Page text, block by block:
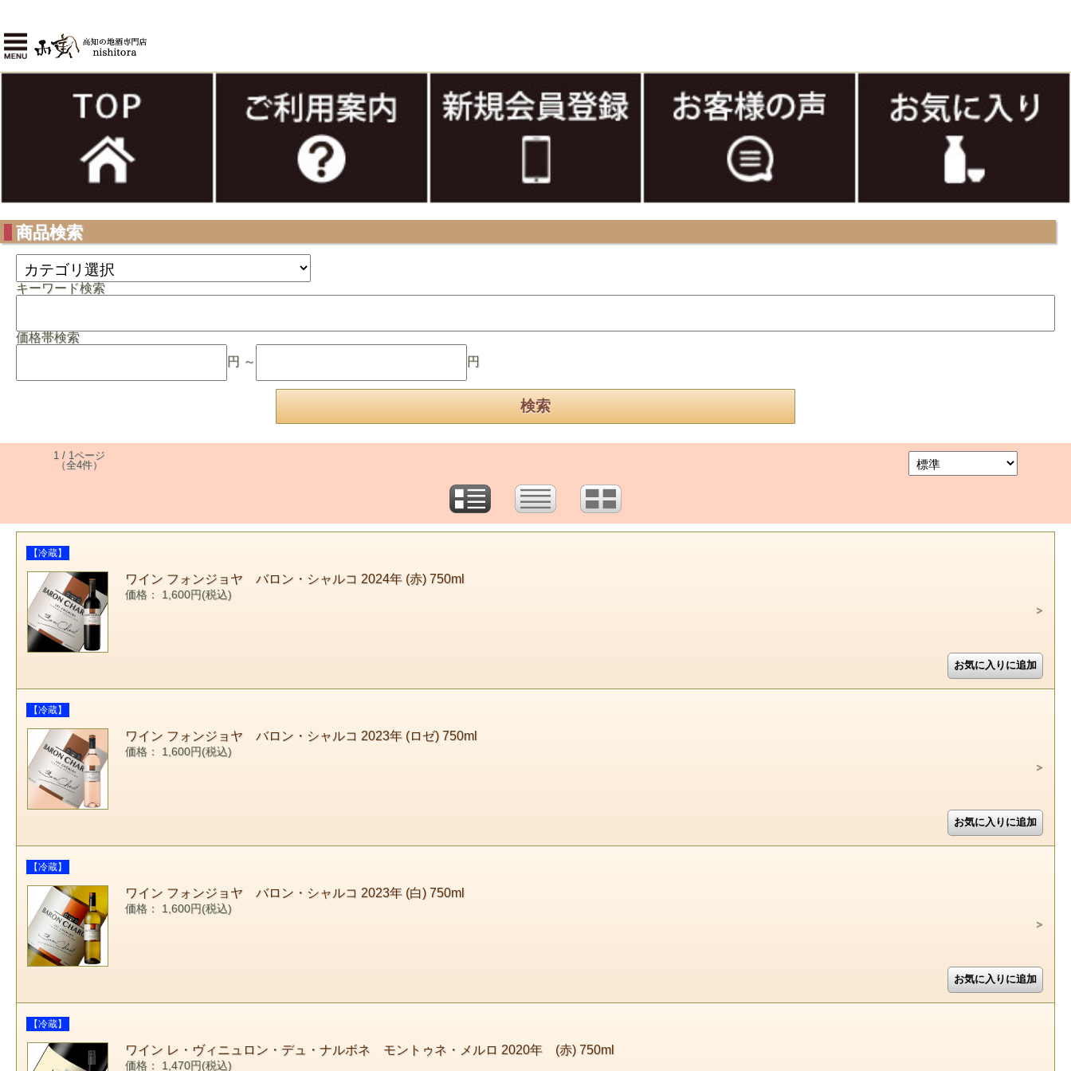
商品検索
キーワード検索
価格帯検索
円 ～
円
1 / 1ページ
（全4件）
【冷蔵】
ワイン フォンジョヤ バロン・シャルコ 2024年 (赤) 750ml
価格： 1,600円(税込)
【冷蔵】
ワイン フォンジョヤ バロン・シャルコ 2023年 (ロゼ) 750ml
価格： 1,600円(税込)
【冷蔵】
ワイン フォンジョヤ バロン・シャルコ 2023年 (白) 750ml
価格： 1,600円(税込)
【冷蔵】
ワイン レ・ヴィニュロン・デュ・ナルボネ モントゥネ・メルロ 2020年 (赤) 750ml
価格： 1,470円(税込)